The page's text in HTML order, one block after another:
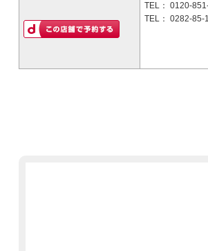
TEL： 0120-
TEL： 0282-85-